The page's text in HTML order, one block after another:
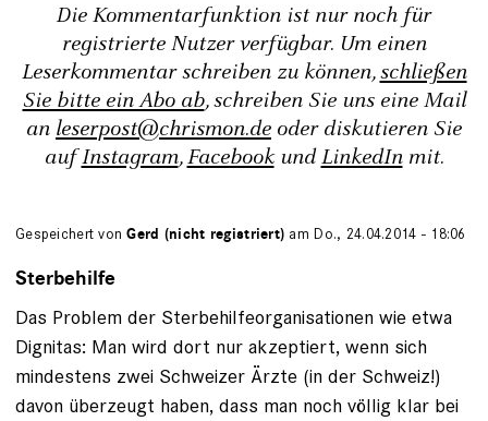
Die Kommentarfunktion ist nur noch für
registrierte Nutzer verfügbar. Um einen
Leserkommentar schreiben zu können,schließen
Sie bitte ein Abo ab, schreiben Sie uns eine Mail
an leserpost@chrismon.de oder diskutieren Sie
aufInstagram,FacebookundLinkedInmit.
Gespeichert vonGerd (nicht registriert) am Do., 24.04.2014 - 18:06
Sterbehilfe
Das Problem der Sterbehilfeorganisationen wie etwa
Dignitas: Man wird dort nur akzeptiert, wenn sich
mindestens zwei Schweizer Ärzte (in der Schweiz!)
davon überzeugt haben, dass man noch völlig klar bei